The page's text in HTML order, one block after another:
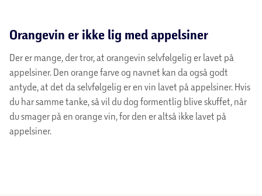
Orangevin er ikke lig med appelsiner
Der er mange, der tror, at orangevin selvfølgelig er lavet på
appelsiner. Den orange farve og navnet kan da også godt
antyde, at det da selvfølgelig er en vin lavet på appelsiner. Hvis
du har samme tanke, så vil du dog formentlig blive skuffet, når
du smager på en orange vin, for den er altså ikke lavet på
appelsiner.